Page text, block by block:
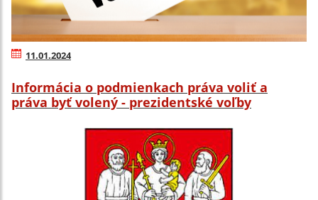
11.01.2024
Informácia o podmienkach práva voliť a
práva byť volený - prezidentské voľby